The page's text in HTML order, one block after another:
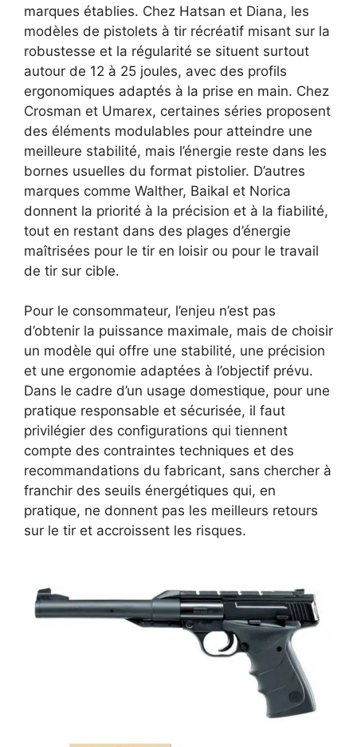
marques établies. Chez Hatsan et Diana, les
modèles de pistolets à tir récréatif misant sur la
robustesse et la régularité se situent surtout
autour de 12 à 25 joules, avec des profils
ergonomiques adaptés à la prise en main. Chez
Crosman et Umarex, certaines séries proposent
des éléments modulables pour atteindre une
meilleure stabilité, mais l’énergie reste dans les
bornes usuelles du format pistolier. D’autres
marques comme Walther, Baikal et Norica
donnent la priorité à la précision et à la fiabilité,
tout en restant dans des plages d’énergie
maîtrisées pour le tir en loisir ou pour le travail
de tir sur cible.
Pour le consommateur, l’enjeu n’est pas
d’obtenir la puissance maximale, mais de choisir
un modèle qui offre une stabilité, une précision
et une ergonomie adaptées à l’objectif prévu.
Dans le cadre d’un usage domestique, pour une
pratique responsable et sécurisée, il faut
privilégier des configurations qui tiennent
compte des contraintes techniques et des
recommandations du fabricant, sans chercher à
franchir des seuils énergétiques qui, en
pratique, ne donnent pas les meilleurs retours
sur le tir et accroissent les risques.